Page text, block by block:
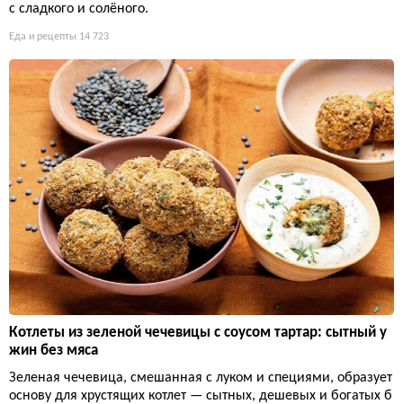
с сладкого и солёного.
Еда и рецепты 14 723
Котлеты из зеленой чечевицы с соусом тартар: сытный у
жин без мяса
Зеленая чечевица, смешанная с луком и специями, образует
основу для хрустящих котлет — сытных, дешевых и богатых б